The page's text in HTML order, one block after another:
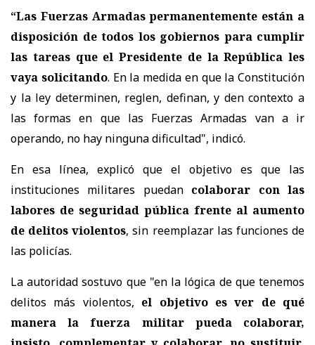
“Las Fuerzas Armadas permanentemente están a
disposición de todos los gobiernos para cumplir
las tareas que el Presidente de la República les
vaya solicitando. En la medida en que la Constitución
y la ley determinen, reglen, definan, y den contexto a
las formas en que las Fuerzas Armadas van a ir
operando, no hay ninguna dificultad", indicó.
En esa línea, explicó que el objetivo es que las
instituciones militares puedan colaborar con las
labores de seguridad pública frente al aumento
de delitos violentos, sin reemplazar las funciones de
las policías.
La autoridad sostuvo que "en la lógica de que tenemos
delitos más violentos, el objetivo es ver de qué
manera la fuerza militar pueda colaborar,